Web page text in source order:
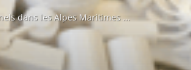
dans les Alpes Maritimes ...